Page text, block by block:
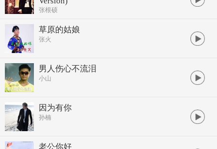
张根硕
草原的姑娘
张火
男人伤心不流泪
小山
因为有你
孙楠
老公你好